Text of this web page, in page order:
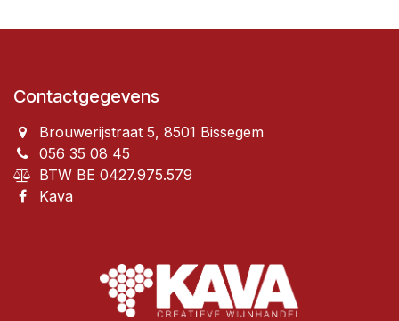
Contactgegevens
Brouwerijstraat 5, 8501 Bissegem
056 35 08 45
BTW BE 0427.975.579
Kava